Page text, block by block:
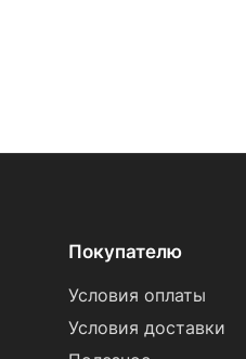
Покупателю
Условия оплаты
Условия доставки